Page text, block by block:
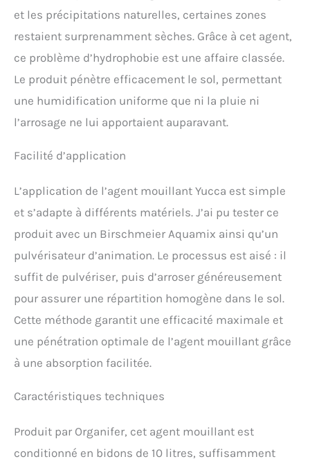
SOUTIENT LA VIE DU SOL :
Aide à maintenir
l'humidité nécessaire au
développement des micro-
dans le sol.
PRODUIT
NATUREL : Formulé à partir
d'extraits de Yucca, une
solution écologique et
et les précipitations naturelles, certaines zones
restaient surprenamment sèches. Grâce à cet agent,
ce problème d’hydrophobie est une affaire classée.
Le produit pénètre efficacement le sol, permettant
une humidification uniforme que ni la pluie ni
l’arrosage ne lui apportaient auparavant.
Facilité d’application
L’application de l’agent mouillant Yucca est simple
et s’adapte à différents matériels. J’ai pu tester ce
produit avec un Birschmeier Aquamix ainsi qu’un
pulvérisateur d’animation. Le processus est aisé : il
suffit de pulvériser, puis d’arroser généreusement
pour assurer une répartition homogène dans le sol.
Cette méthode garantit une efficacité maximale et
une pénétration optimale de l’agent mouillant grâce
à une absorption facilitée.
Caractéristiques techniques
Produit par Organifer, cet agent mouillant est
conditionné en bidons de 10 litres, suffisamment